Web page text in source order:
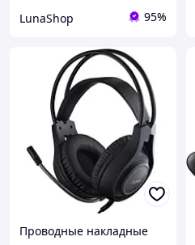
LunaShop 95%
Проводные накладные